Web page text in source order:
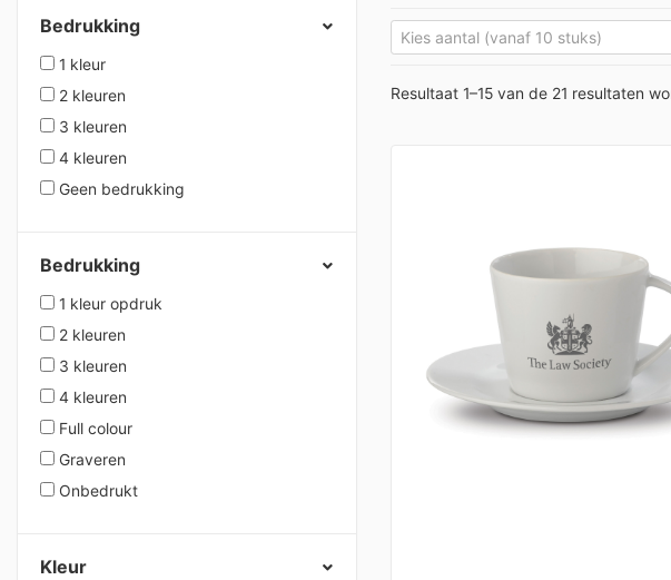
Bedrukking
1 kleur
2 kleuren
3 kleuren
4 kleuren
Geen bedrukking
Bedrukking
1 kleur opdruk
2 kleuren
3 kleuren
4 kleuren
Full colour
Graveren
Onbedrukt
Kleur
Resultaat 1–15 van de 21 resultaten